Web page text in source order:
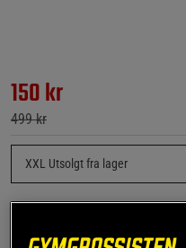
150 kr
499 kr
XXL Utsolgt fra lager